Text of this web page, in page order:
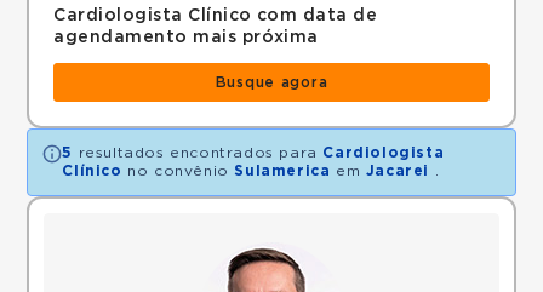
Cardiologista Clínico com data de
agendamento mais próxima
Busque agora
5 resultados encontrados para Cardiologista
Clínico no convênio Sulamerica em Jacarei